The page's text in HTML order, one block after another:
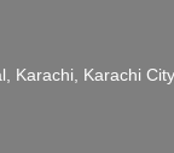
Karachi City,